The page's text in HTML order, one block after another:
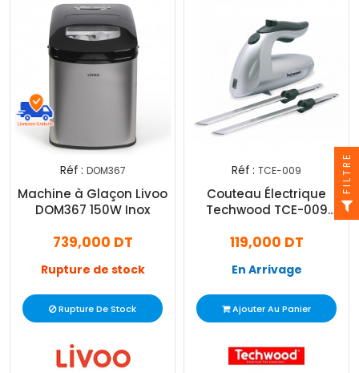
Réf : DOM367
Machine à Glaçon Livoo
DOM367 150W Inox
739,000 DT
Rupture de stock
Rupture De Stock
Réf : TCE-009
Couteau Électrique
Techwood TCE-009
119,000 DT
En Arrivage
Ajouter Au Panier
FILTRE